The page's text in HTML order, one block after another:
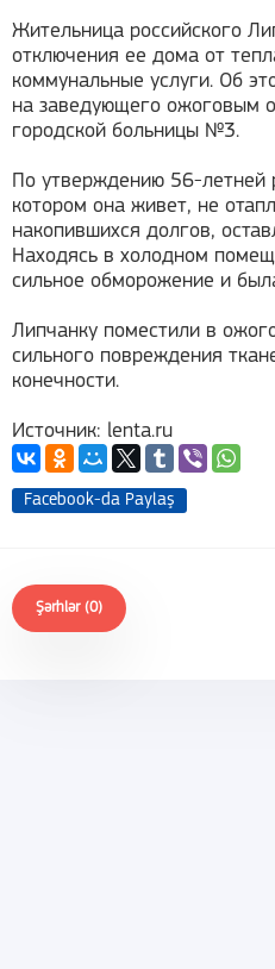
Жительница российского
отключения ее дома от
коммунальные услуги. Об
на заведующего ожоговым
городской больницы №3.
По утверждению 56-летней
котором она живет, не
накопившихся долгов,
Находясь в холодном
сильное обморожение и
Липчанку поместили в
сильного повреждения
конечности.
Источник: lenta.ru
Facebook-da Paylaş
Şərhlər (0)